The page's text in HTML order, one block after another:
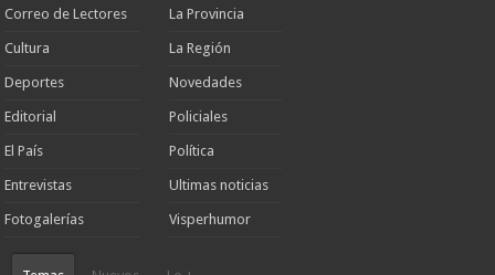
Correo de Lectores
Cultura
Deportes
Editorial
El País
Entrevistas
Fotogalerías
La Provincia
La Región
Novedades
Policiales
Política
Ultimas noticias
Visperhumor